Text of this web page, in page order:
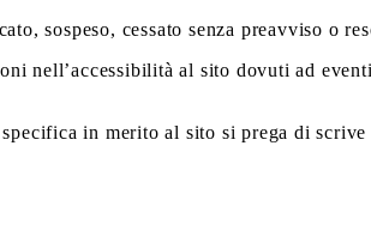
sospeso, cessato senza preavviso
nell’accessibilità al sito dovuti ad
in merito al sito si prega di